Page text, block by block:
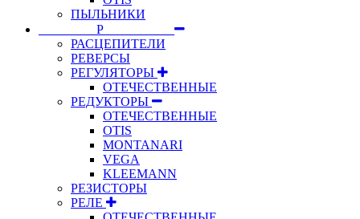
ПЫЛЬНИКИ
⠀⠀⠀⠀⠀⠀Р⠀⠀⠀⠀⠀⠀⠀
РАСЦЕПИТЕЛИ
РЕВЕРСЫ
РЕГУЛЯТОРЫ
ОТЕЧЕСТВЕННЫЕ
РЕДУКТОРЫ
ОТЕЧЕСТВЕННЫЕ
OTIS
MONTANARI
VEGA
KLEEMANN
РЕЗИСТОРЫ
РЕЛЕ